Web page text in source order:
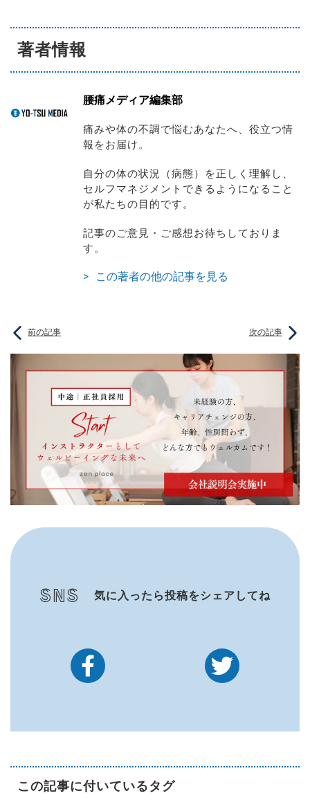
著者情報
腰痛メディア編集部
痛みや体の不調で悩むあなたへ、役立つ情
報をお届け。
自分の体の状況（病態）を正しく理解し、
セルフマネジメントできるようになること
が私たちの目的です。
記事のご意見・ご感想お待ちしておりま
す。
この著者の他の記事を見る
前の記事 次の記事
SNS 気に入ったら投稿をシェアしてね
この記事に付いているタグ